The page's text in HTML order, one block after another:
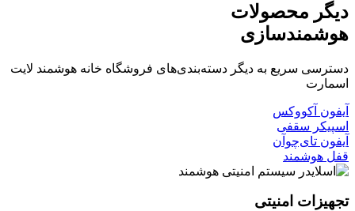
دیگر محصولات
هوشمندسازی
دسترسی سریع‌ به دیگر دسته‌بندی‌های فروشگاه خانه هوشمند لایت
اسمارت
آیفون آکووکس
اسپیکر سقفی
آیفون تای‌چوآن
قفل هوشمند
تجهیزات امنیتی